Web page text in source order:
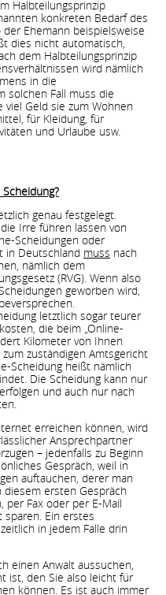
Halbteilungsprinzip
konkreten Bedarf des
Ehemann beispielsweise
dies nicht automatisch,
dem Halbteilungsprinzip
wird nämlich
in die
solchen Fall muss die
viel Geld sie zum Wohnen
für Kleidung, für
und Urlaube usw.
genau festgelegt.
Irre führen lassen von
Scheidungen oder
in Deutschland muss nach
nämlich dem
(RVG). Wenn also
geworben wird,
letztlich sogar teurer
die beim „Online-
Kilometer von Ihnen
zuständigen Amtsgericht
Scheidung heißt nämlich
Die Scheidung kann nur
und auch nur nach
erreichen können, wird
Ansprechpartner
– jedenfalls zu Beginn
Gespräch, weil in
auftauchen, derer man
ersten Gespräch
per Fax oder per E-Mail
sparen. Ein erstes
in jedem Falle drin
einen Anwalt aussuchen,
ist, den Sie also leicht für
können. Es ist auch immer